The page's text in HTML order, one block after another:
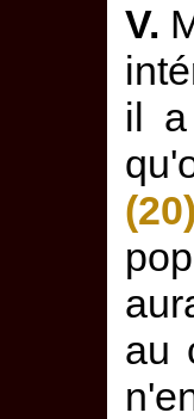
V.
il a
(20)
au